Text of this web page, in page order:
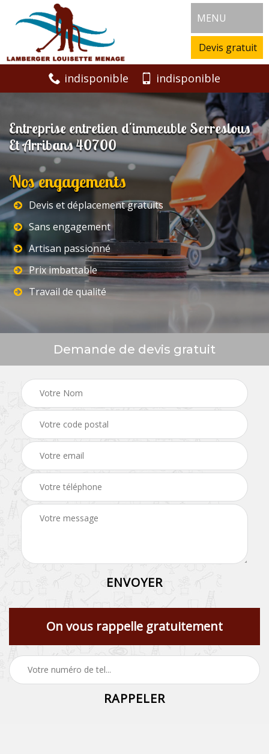
MENU
Devis gratuit
indisponible indisponible
Entreprise entretien d'immeuble Serreslous
Et Arribans 40700
Nos engagements
Devis et déplacement gratuits
Sans engagement
Artisan passionné
Prix imbattable
Travail de qualité
Demande de devis gratuit
On vous rappelle gratuitement